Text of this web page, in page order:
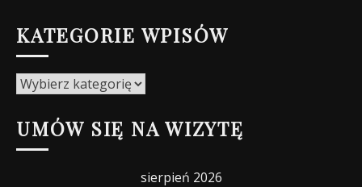
KATEGORIE WPISÓW
Kategorie
UMÓW SIĘ NA WIZYTĘ
sierpień 2026